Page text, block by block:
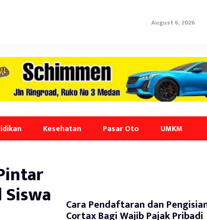
August 6, 2026
Kesehatan Pasar Oto UMKM
Cara Pendaftaran dan
Cortax Bagi Wajib Pajak Pribadi